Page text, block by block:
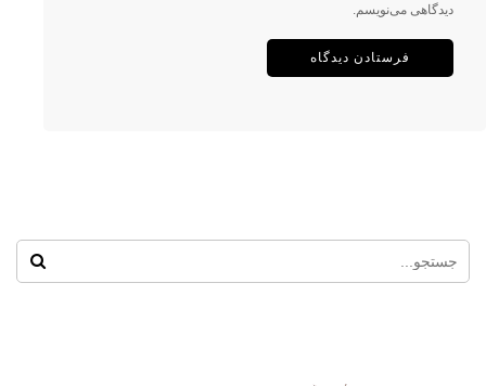
دیدگاهی می‌نویسم.